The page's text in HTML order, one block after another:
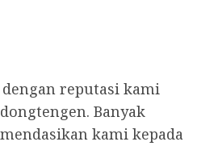
reputasi kami
Banyak
kami kepada